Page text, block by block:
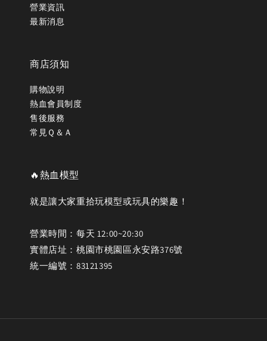
營業資訊
最新消息
商店須知
購物說明
熱血會員制度
售後服務
常見Ｑ＆Ａ
🔥熱血模型
就是讓大家重拾玩模型或玩具的樂趣！
營業時間：每天 12:00~20:30
實體店址：桃園市桃園區永安路376號
統一編號：83121395